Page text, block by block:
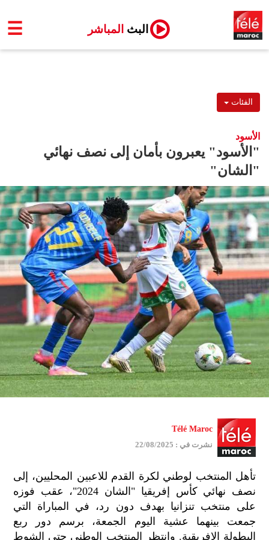
☰ البث المباشر
الفئات
الأسود
"الأسود" يعبرون بأمان إلى نصف نهائي
"الشان"
Télé Maroc
نشرت في : 22/08/2025
تأهل المنتخب لوطني لكرة القدم للاعبين المحليين، إلى
نصف نهائي كأس إفريقيا "الشان 2024"، عقب فوزه
على منتخب تنزانيا بهدف دون رد، في المباراة التي
جمعت بينهما عشية اليوم الجمعة، برسم دور ربع
البطولة الإفريقية. وانتظر المنتخب الوطني حتى الشوط